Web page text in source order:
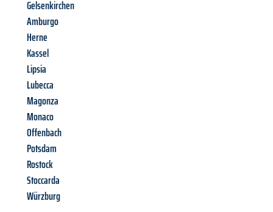
Gelsenkirchen
Amburgo
Herne
Kassel
Lipsia
Lubecca
Magonza
Monaco
Offenbach
Potsdam
Rostock
Stoccarda
Würzburg